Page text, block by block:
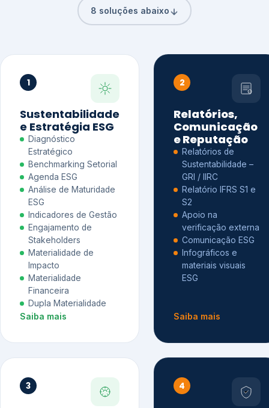
8 soluções abaixo
1
Sustentabilidade
e Estratégia ESG
Diagnóstico
Estratégico
Benchmarking Setorial
Agenda ESG
Análise de Maturidade
ESG
Indicadores de Gestão
Engajamento de
Stakeholders
Materialidade de
Impacto
Materialidade
Financeira
Dupla Materialidade
Saiba mais
2
Relatórios,
Comunicação
e Reputação
Relatórios de
Sustentabilidade –
GRI / IIRC
Relatório IFRS S1 e
S2
Apoio na
verificação externa
Comunicação ESG
Infográficos e
materiais visuais
ESG
Saiba mais
3 4